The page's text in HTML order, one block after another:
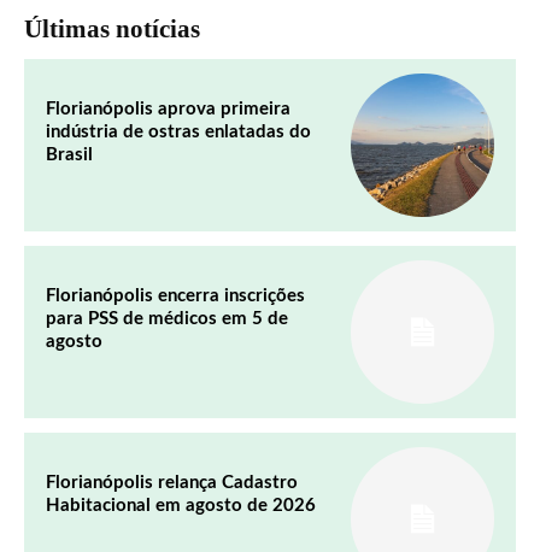
Últimas notícias
Florianópolis aprova primeira
indústria de ostras enlatadas do
Brasil
Florianópolis encerra inscrições
para PSS de médicos em 5 de
agosto
Florianópolis relança Cadastro
Habitacional em agosto de 2026